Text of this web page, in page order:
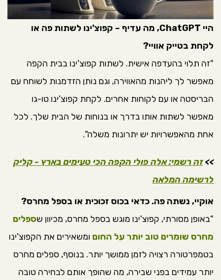
היי ChatGPT, מה עדיף – קפוצ'ינו לשתות פה או
לקחת בטייק אוויי?
"זה תלוי בהעדפה אישית. לשתות קפוצ'ינו בבית הקפה
מאפשר לך ליהנות מהאווירה, וגם נותן הזדמנות לשוחח עם
הבריסטה או עם לקוחות אחרים. לקחת קפוצ'ינו טו-גו
מאפשר לשתות אותו בדרך או בנוחות של הבית שלך. לכל
אחת מהאפשרויות יש יתרונות משלה".
>>זה רשמי: אלה פולי הקפה הכי טעימים בארץ - קליק
לרשימה המלאה
אוקיי, נשתה פה. כדאי בכוס זכוכית או בספל מחרס?
"באופן מסורתי, קפוצ'ינו מוגש בספל מחרס, מכיוון שספלים
מחרס שומרים טוב יותר על החום ומשאירים את הקפוצ'ינו
בטמפרטורה רצויה לזמן ממושך יותר. בנוסף, ספלים מחרס
יותר עמידים בפני שבירה, מה שהופך אותם לבחירה טובה